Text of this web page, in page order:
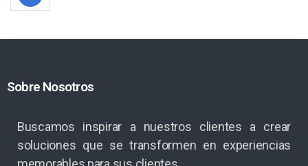
Sobre Nosotros
Buscamos inspirar a nuestros clientes a crear
soluciones que se transformen en experiencias